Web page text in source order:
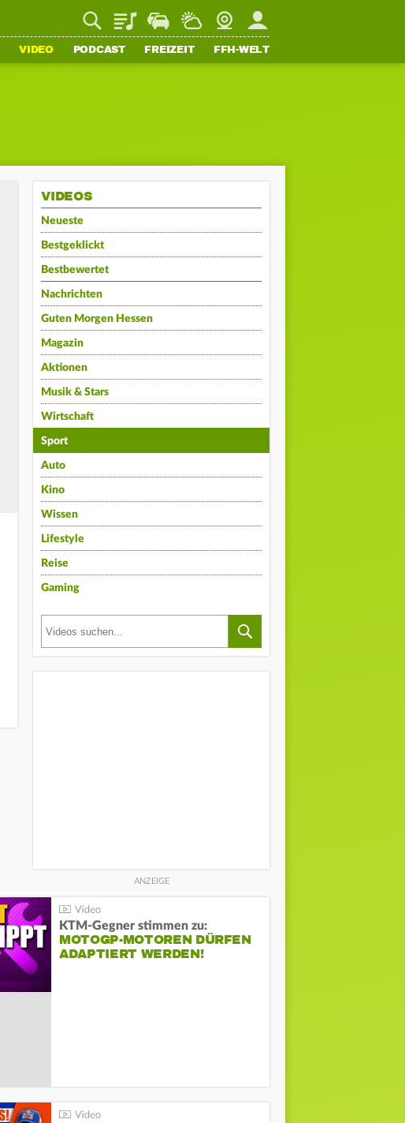
PlaylistStaupilotWetterWebcamMein FFH
VIDEO PODCAST FREIZEIT FFH-WELT
VIDEOS
Neueste
Bestgeklickt
Bestbewertet
Nachrichten
Guten Morgen Hessen
Magazin
Aktionen
Musik & Stars
Wirtschaft
Sport
Auto
Kino
Wissen
Lifestyle
Reise
Gaming
KTM-Gegner stimmen zu:
MOTOGP-MOTOREN DÜRFEN
ADAPTIERT WERDEN!